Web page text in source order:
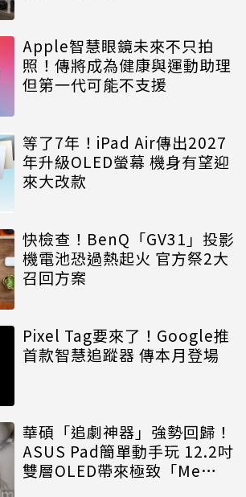
Apple智慧眼鏡未來不只拍
照！傳將成為健康與運動助理
但第一代可能不支援
等了7年！iPad Air傳出2027
年升級OLED螢幕 機身有望迎
來大改款
快檢查！BenQ「GV31」投影
機電池恐過熱起火 官方祭2大
召回方案
Pixel Tag要來了！Google推
首款智慧追蹤器 傳本月登場
華碩「追劇神器」強勢回歸！
ASUS Pad簡單動手玩 12.2吋
雙層OLED帶來極致「Me